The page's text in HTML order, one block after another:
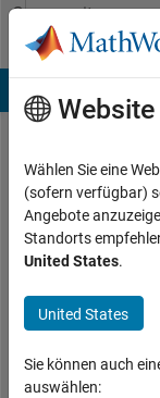
Weiter zum Inhalt
Community
Profile
Anon
Last
seen:
mehr
als 5
Jahre
|
Aktiv
Wählen Sie eine
(sofern verfügbar)
Angebote
Standorts
United States.
United States
Sie können auch
auswählen: